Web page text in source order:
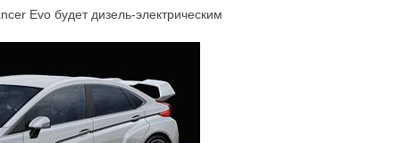
Evo будет дизель-электрическим